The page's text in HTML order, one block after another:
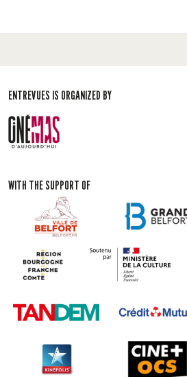
ENTREVUES IS ORGANIZED BY
WITH THE SUPPORT OF